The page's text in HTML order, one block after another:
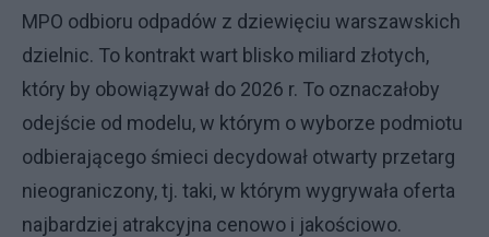
MPO odbioru odpadów z dziewięciu warszawskich
dzielnic. To kontrakt wart blisko miliard złotych,
który by obowiązywał do 2026 r. To oznaczałoby
odejście od modelu, w którym o wyborze podmiotu
odbierającego śmieci decydował otwarty przetarg
nieograniczony, tj. taki, w którym wygrywała oferta
najbardziej atrakcyjna cenowo i jakościowo.